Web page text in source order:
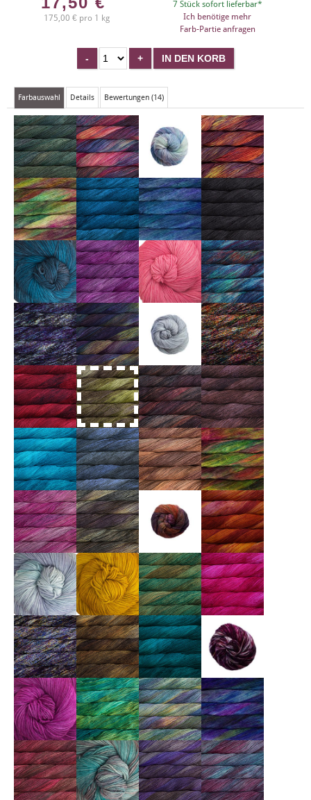
175,00 € pro 1 kg
7 Stück sofort lieferbar*
Ich benötige mehr
Farb-Partie anfragen
Farbauswahl Details Bewertungen (14)